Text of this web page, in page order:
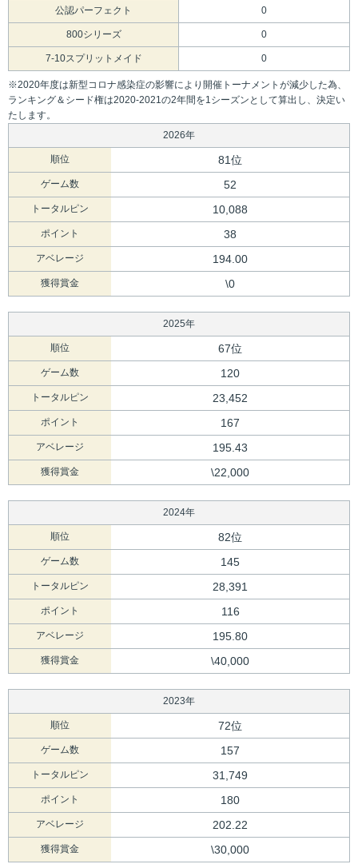
公認パーフェクト 0
800シリーズ 0
7-10スプリットメイド 0
※2020年度は新型コロナ感染症の影響により開催トーナメントが減少した為、
ランキング＆シード権は2020-2021の2年間を1シーズンとして算出し、決定い
たします。
2026年
順位 81位
ゲーム数 52
トータルピン 10,088
ポイント 38
アベレージ 194.00
獲得賞金 \0
2025年
順位 67位
ゲーム数 120
トータルピン 23,452
ポイント 167
アベレージ 195.43
獲得賞金 \22,000
2024年
順位 82位
ゲーム数 145
トータルピン 28,391
ポイント 116
アベレージ 195.80
獲得賞金 \40,000
2023年
順位 72位
ゲーム数 157
トータルピン 31,749
ポイント 180
アベレージ 202.22
獲得賞金 \30,000